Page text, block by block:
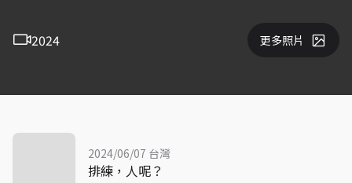
2024 更多照片
2024/06/07 台灣
排練，人呢？